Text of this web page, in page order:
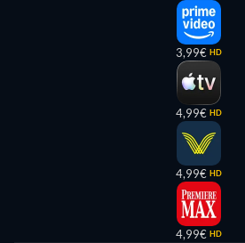
3,99€ HD
4,99€ HD
4,99€ HD
4,99€ HD